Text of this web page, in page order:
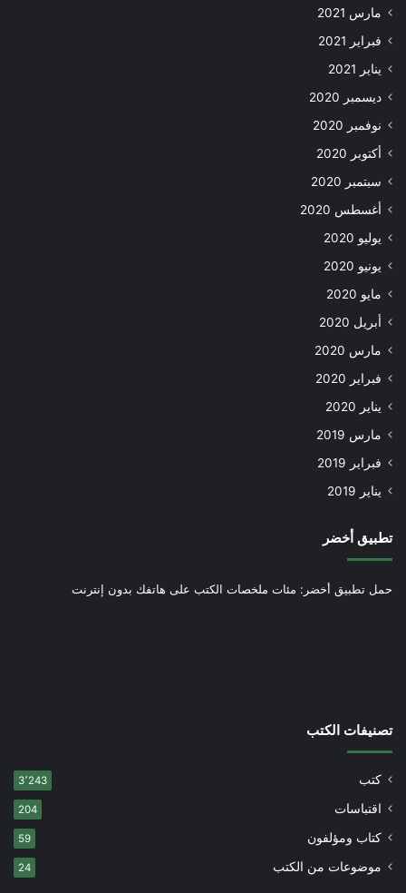
مارس 2021
فبراير 2021
يناير 2021
ديسمبر 2020
نوفمبر 2020
أكتوبر 2020
سبتمبر 2020
أغسطس 2020
يوليو 2020
يونيو 2020
مايو 2020
أبريل 2020
مارس 2020
فبراير 2020
يناير 2020
مارس 2019
فبراير 2019
يناير 2019
تطبيق أخضر
حمل تطبيق أخضر: مئات ملخصات الكتب على هاتفك بدون إنترنت
تصنيفات الكتب
كتب 3٬243
اقتباسات 204
كتاب ومؤلفون 59
موضوعات من الكتب 24